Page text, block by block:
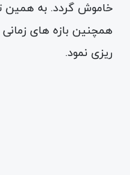
خاموش گردد. به همین
همچنین بازه های
ریزی نمود.